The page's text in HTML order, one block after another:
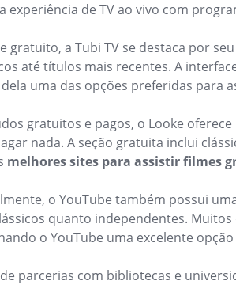
experiência de TV ao vivo com
gratuito, a Tubi TV se destaca por
até títulos mais recentes. A
uma das opções preferidas para
gratuitos e pagos, o Looke
nada. A seção gratuita inclui
melhores sites para assistir filmes
o YouTube também possui
quanto independentes. Muitos
o YouTube uma excelente
parcerias com bibliotecas e